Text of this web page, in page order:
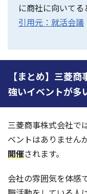
に商社に向いてる
引用元：就活会議
【まとめ】三菱
強いイベントが多
三菱商事株式会社で
ベントはありません
開催されます。
会社の雰囲気を体感